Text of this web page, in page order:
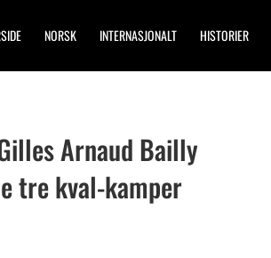
NORSK INTERNASJONALT HISTORIER
Arnaud Bailly
tre kval-kamper